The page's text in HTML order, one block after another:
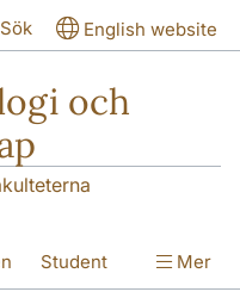
Sök English website
och
Student Mer